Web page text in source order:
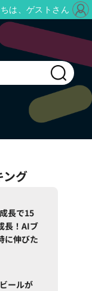
ング
長で15
長！AIブ
に伸びた
ールが
は、ゲストさん